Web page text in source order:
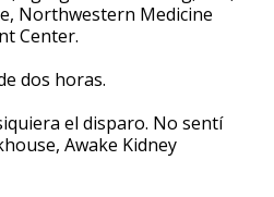
Northwestern Medicine
Center.
dos horas.
el disparo. No sentí
Awake Kidney